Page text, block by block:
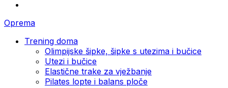
Oprema
Trening doma
Olimpijske šipke, šipke s utezima i bučice
Utezi i bučice
Elastične trake za vježbanje
Pilates lopte i balans ploče